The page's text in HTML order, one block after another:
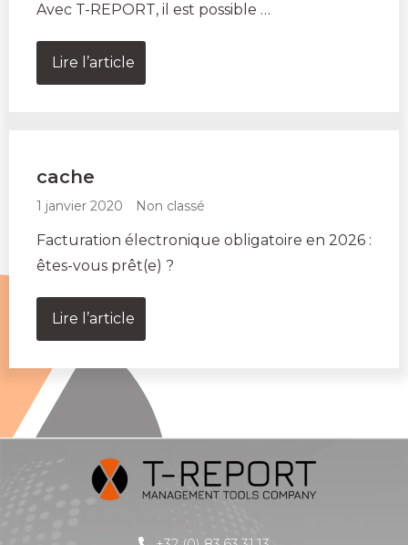
Avec T-REPORT, il est possible …
Lire l’article
cache
1 janvier 2020 Non classé
Facturation électronique obligatoire en 2026 :
êtes-vous prêt(e) ?
Lire l’article